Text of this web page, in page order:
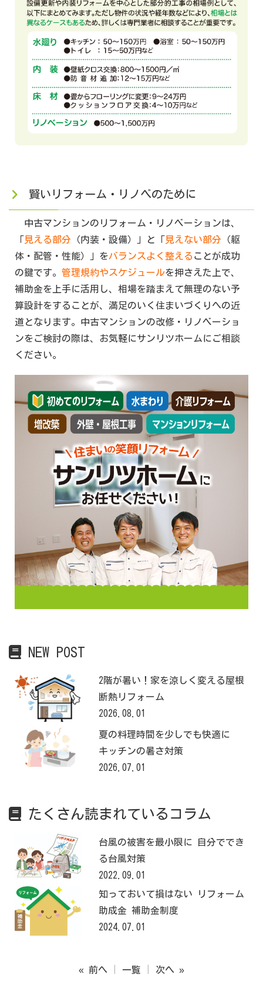
賢いリフォーム・リノベのために
中古マンションのリフォーム・リノベーションは、
「見える部分 （内装・設備）」と「見えない部分 （躯
体・配管・性能）」をバランスよく整える ことが成功
の鍵です。 管理規約やスケジュールを押さえた上で、
補助金を上手に活用し、相場を踏まえて無理のない予
算設計をすることが、満足のいく住まいづくりへの近
道となります。中古マンションの改修・リノベーショ
ンをご検討の際は、お気軽にサンリツホームにご相談
ください。
NEW POST
2階が暑い！家を涼しく変える屋根
断熱リフォーム
2026.08.01
夏の料理時間を少しでも快適に
キッチンの暑さ対策
2026.07.01
たくさん読まれているコラム
台風の被害を最小限に 自分ででき
る台風対策
2022.09.01
知っておいて損はない リフォーム
助成金 補助金制度
2024.07.01
« 前へ 一覧 次へ »